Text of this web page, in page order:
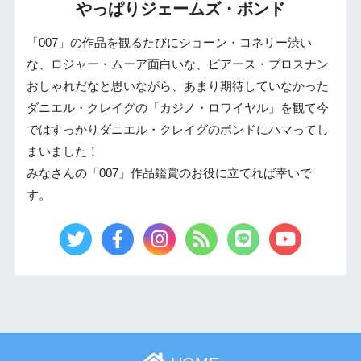
やっぱりジェームズ・ボンド
「007」の作品を観るたびにショーン・コネリー渋い
な、ロジャー・ムーア面白いな、ピアース・ブロスナン
おしゃれだなと思いながら、あまり期待していなかった
ダニエル・クレイグの「カジノ・ロワイヤル」を観て今
ではすっかりダニエル・クレイグのボンドにハマってし
まいました！
みなさんの「007」作品鑑賞のお役に立てれば幸いで
す。